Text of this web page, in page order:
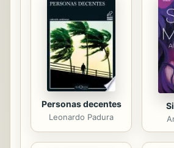
referencia (como
Deleuze es su eje
variedad de ideas
desarrollan (ni
de la...
Personas decentes
Leonardo Padura